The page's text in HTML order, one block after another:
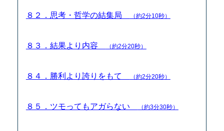
８２．思考・哲学の結集局 （約2分10秒）
８３．結果より内容 （約2分20秒）
８４．勝利より誇りをもて （約2分20秒）
８５．ツモってもアガらない （約3分30秒）